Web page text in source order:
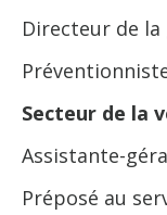
Directeur de
Secteur de la
Assistante-
Préposé au